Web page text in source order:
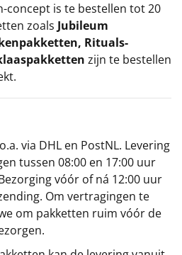
-concept is te bestellen tot 20
zoals Jubileum
, Rituals-
zijn te bestellen
via DHL en PostNL. Levering
tussen 08:00 en 17:00 uur
vóór of ná 12:00 uur
Om vertragingen te
om pakketten ruim vóór de